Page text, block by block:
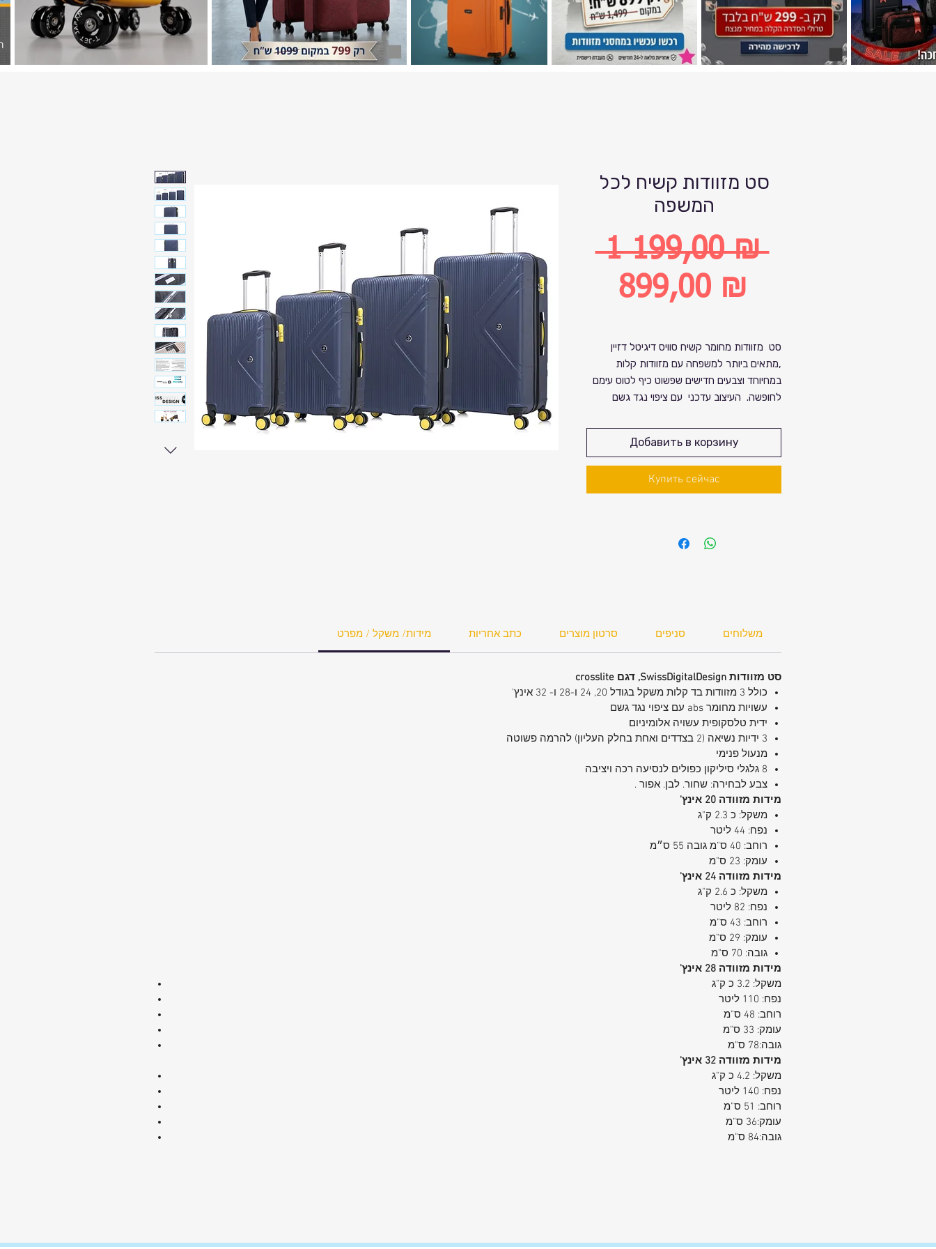
סט מזוודות קשיח לכל
המשפה
1 199,00 ₪
Обычная
899,00 ₪
סט מזוודות מחומר קשיח סוויס דיגיטל דזיין
,מתאים ביותר למשפחה עם מזוודות קלות
במחיוחד וצבעים חדישים שפשוט כיף לטוס עימם
לחופשה. העיצוב עדכני עם ציפוי נגד גשם
קורקר. מיוחד בסניפים מחירים מיוחדים וכפל
הנחות לכל קהל הלקוחות. לבירורים והזמנות יש
להתקשר לסניף הקרוב לביתכם. המבצע עד גמר
המלאי. קנייה נעימה.
המזוודה הקטנה מיועדת למזוודת עלייה למטוס
Добавить в корзину
Купить сейчас
מידות/ משקל / מפרט כתב אחריות סרטון מוצרים סניפים משלוחים
סט מזוודות SwissDigitalDesign, דגם crosslite
כולל 3 מזוודות בד קלות משקל בגודל 20, 24 ו-28 ו- 32 אינץ'
עשויות מחומר abs עם ציפוי נגד גשם
ידית טלסקופית עשויה אלומיניום
3 ידיות נשיאה (2 בצדדים ואחת בחלק העליון) להרמה פשוטה
מנעול פנימי
8 גלגלי סיליקון כפולים לנסיעה רכה ויציבה
צבע לבחירה: שחור. לבן. אפור .
מידות מזוודה 20 אינץ'
משקל: כ 2.3 ק"ג
נפח: 44 ליטר
רוחב: 40 ס"מ גובה 55 ס״מ
עומק: 23 ס"מ
מידות מזוודה 24 אינץ'
משקל: כ 2.6 ק"ג
נפח: 82 ליטר
רוחב: 43 ס"מ
עומק: 29 ס"מ
גובה: 70 ס"מ
מידות מזוודה 28 אינץ'
משקל: 3.2 כ ק"ג
נפח: 110 ליטר
רוחב: 48 ס"מ
עומק: 33 ס"מ
גובה:78 ס"מ
מידות מזוודה 32 אינץ'
משקל: 4.2 כ ק"ג
נפח: 140 ליטר
רוחב: 51 ס"מ
עומק:36 ס"מ
גובה:84 ס"מ